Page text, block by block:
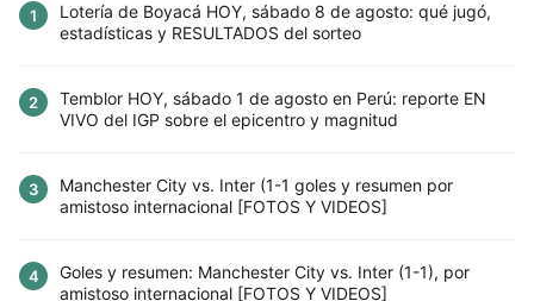
1
Lotería de Boyacá HOY, sábado 8 de agosto: qué jugó,
estadísticas y RESULTADOS del sorteo
2
Temblor HOY, sábado 1 de agosto en Perú: reporte EN
VIVO del IGP sobre el epicentro y magnitud
3
Manchester City vs. Inter (1-1 goles y resumen por
amistoso internacional [FOTOS Y VIDEOS]
4
Goles y resumen: Manchester City vs. Inter (1-1), por
amistoso internacional [FOTOS Y VIDEOS]